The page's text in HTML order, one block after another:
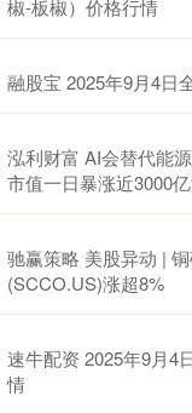
椒-板椒）价格行情
融股宝 2025年9月4日
泓利财富 AI会替代能
市值一日暴涨近3000
驰赢策略 美股异动 |
(SCCO.US)涨超8%
速牛配资 2025年9月4
情